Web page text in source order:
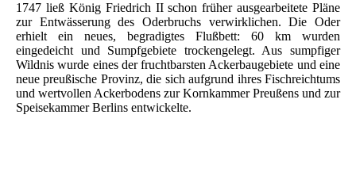
1747 ließ König Friedrich II schon früher ausgearbeitete Pläne
zur Entwässerung des Oderbruchs verwirklichen. Die Oder
erhielt ein neues, begradigtes Flußbett: 60 km wurden
eingedeicht und Sumpfgebiete trockengelegt. Aus sumpfiger
Wildnis wurde eines der fruchtbarsten Ackerbaugebiete und eine
neue preußische Provinz, die sich aufgrund ihres Fischreichtums
und wertvollen Ackerbodens zur Kornkammer Preußens und zur
Speisekammer Berlins entwickelte.